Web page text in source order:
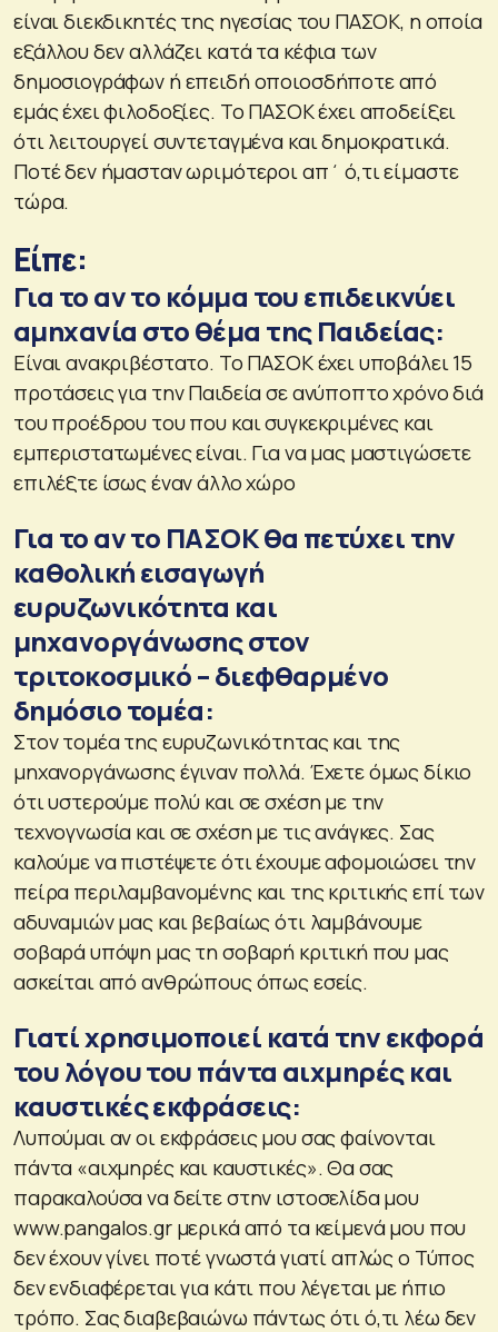
είναι διεκδικητές της ηγεσίας του ΠΑΣΟΚ, η οποία
εξάλλου δεν αλλάζει κατά τα κέφια των
δημοσιογράφων ή επειδή οποιοσδήποτε από
εμάς έχει φιλοδοξίες. Το ΠΑΣΟΚ έχει αποδείξει
ότι λειτουργεί συντεταγμένα και δημοκρατικά.
Ποτέ δεν ήμασταν ωριμότεροι απ΄ ό,τι είμαστε
τώρα.
Είπε:
Για το αν το κόμμα του επιδεικνύει
αμηχανία στο θέμα της Παιδείας:
Είναι ανακριβέστατο. Το ΠΑΣΟΚ έχει υποβάλει 15
προτάσεις για την Παιδεία σε ανύποπτο χρόνο διά
του προέδρου του που και συγκεκριμένες και
εμπεριστατωμένες είναι. Για να μας μαστιγώσετε
επιλέξτε ίσως έναν άλλο χώρο
Για το αν το ΠΑΣΟΚ θα πετύχει την
καθολική εισαγωγή
ευρυζωνικότητα και
μηχανοργάνωσης στον
τριτοκοσμικό – διεφθαρμένο
δημόσιο τομέα:
Στον τομέα της ευρυζωνικότητας και της
μηχανοργάνωσης έγιναν πολλά. Έχετε όμως δίκιο
ότι υστερούμε πολύ και σε σχέση με την
τεχνογνωσία και σε σχέση με τις ανάγκες. Σας
καλούμε να πιστέψετε ότι έχουμε αφομοιώσει την
πείρα περιλαμβανομένης και της κριτικής επί των
αδυναμιών μας και βεβαίως ότι λαμβάνουμε
σοβαρά υπόψη μας τη σοβαρή κριτική που μας
ασκείται από ανθρώπους όπως εσείς.
Γιατί χρησιμοποιεί κατά την εκφορά
του λόγου του πάντα αιχμηρές και
καυστικές εκφράσεις:
Λυπούμαι αν οι εκφράσεις μου σας φαίνονται
πάντα «αιχμηρές και καυστικές». Θα σας
παρακαλούσα να δείτε στην ιστοσελίδα μου
www.pangalos.gr μερικά από τα κείμενά μου που
δεν έχουν γίνει ποτέ γνωστά γιατί απλώς ο Τύπος
δεν ενδιαφέρεται για κάτι που λέγεται με ήπιο
τρόπο. Σας διαβεβαιώνω πάντως ότι ό,τι λέω δεν